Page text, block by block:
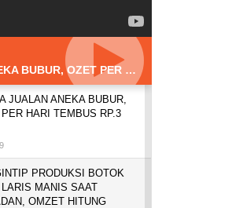
USAHA JUALAN ANEKA BUBUR, OZET PER HARI TEMBUS RP.3 JUTA
JUALAN ANEKA BUBUR,
HARI TEMBUS RP.3
PRODUKSI BOTOK
LARIS MANIS SAAT
OMZET HITUNG